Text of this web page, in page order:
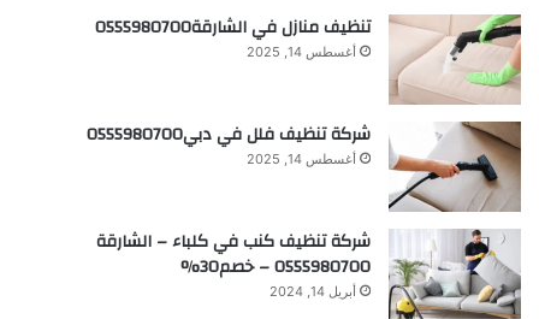
تنظيف منازل في الشارقة0555980700
أغسطس 14, 2025
شركة تنظيف فلل في دبي0555980700
أغسطس 14, 2025
شركة تنظيف كنب في كلباء – الشارقة
0555980700 – خصم30%
أبريل 14, 2024